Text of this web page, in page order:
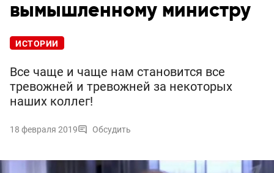
вымышленному министру
ИСТОРИИ
Все чаще и чаще нам становится все
тревожней и тревожней за некоторых
наших коллег!
18 февраля 2019 Обсудить